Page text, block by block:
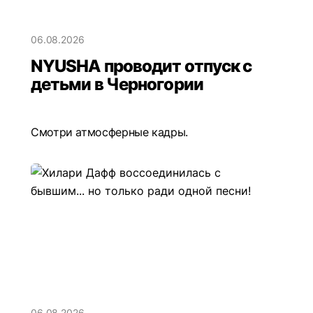
06.08.2026
NYUSHA проводит отпуск с
детьми в Черногории
Смотри атмосферные кадры.